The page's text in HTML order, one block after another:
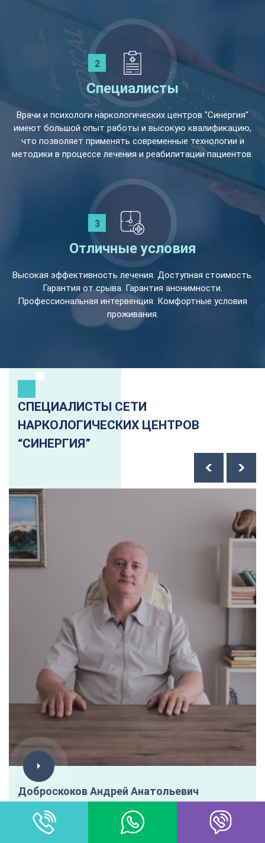
Специалисты
Врачи и психологи наркологических центров "Синергия"
имеют большой опыт работы и высокую квалификацию,
что позволяет применять современные технологии и
методики в процессе лечения и реабилитации пациентов.
Отличные условия
Высокая эффективность лечения. Доступная стоимость.
Гарантия от срыва. Гарантия анонимности.
Профессиональная интервенция. Комфортные условия
проживания.
СПЕЦИАЛИСТЫ СЕТИ
НАРКОЛОГИЧЕСКИХ ЦЕНТРОВ
“СИНЕРГИЯ”
Доброскоков Андрей Анатольевич